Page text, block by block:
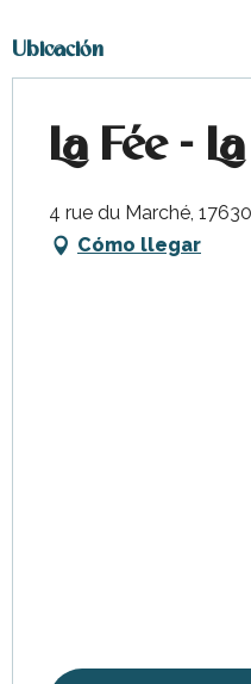
Ubicación
La Fée -
4 rue du Marché,
Cómo llegar